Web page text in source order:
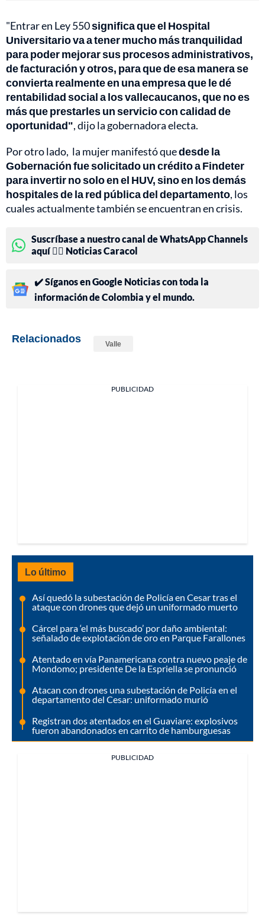
"Entrar en Ley 550significa que el Hospital
Universitario va a tener mucho más tranquilidad
para poder mejorar sus procesos administrativos,
de facturación y otros, para que de esa manera se
convierta realmente en una empresa que le dé
rentabilidad social a los vallecaucanos, que no es
más que prestarles un servicio con calidad de
oportunidad", dijo la gobernadora electa.
Por otro lado, la mujer manifestó quedesde la
Gobernación fue solicitado un crédito a Findeter
para invertir no solo en el HUV, sino en los demás
hospitales de la red pública del departamento, los
cuales actualmente también se encuentran en crisis.
Suscríbase a nuestro canal de WhatsApp Channels
aquí 👉🏻 Noticias Caracol
✔️ Síganos en Google Noticias con toda la
información de Colombia y el mundo.
Relacionados Valle
PUBLICIDAD
Lo último
Así quedó la subestación de Policía en Cesar tras el
ataque con drones que dejó un uniformado muerto
Cárcel para ‘el más buscado’ por daño ambiental:
señalado de explotación de oro en Parque Farallones
Atentado en vía Panamericana contra nuevo peaje de
Mondomo; presidente De la Espriella se pronunció
Atacan con drones una subestación de Policía en el
departamento del Cesar: uniformado murió
Registran dos atentados en el Guaviare: explosivos
fueron abandonados en carrito de hamburguesas
PUBLICIDAD